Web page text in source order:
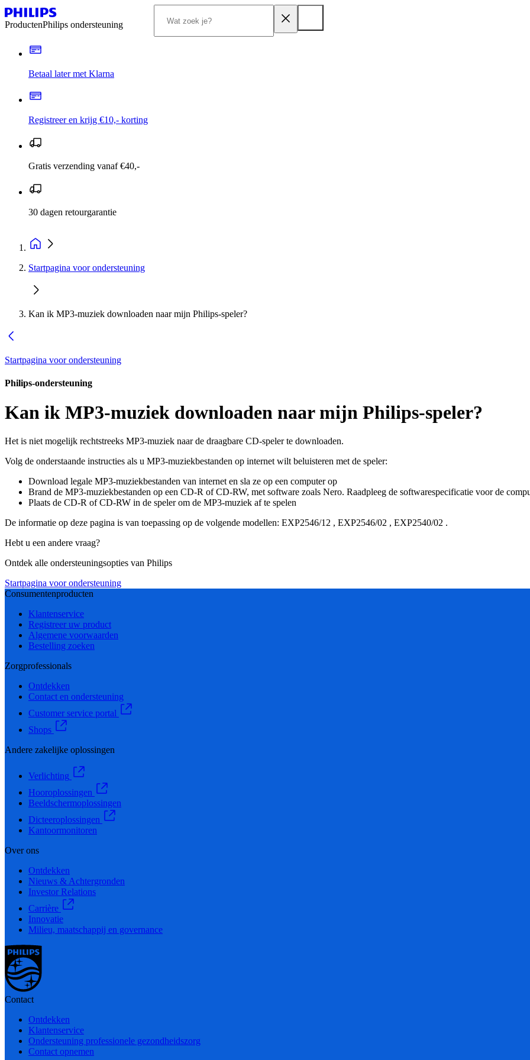
ProductenPhilips ondersteuning
Betaal later met Klarna
Registreer en krijg €10,- korting
Gratis verzending vanaf €40,-
30 dagen retourgarantie
Startpagina voor ondersteuning
Kan ik MP3-muziek downloaden naar mijn Philips-speler?
Startpagina voor ondersteuning
Philips-ondersteuning
Kan ik MP3-muziek downloaden naar mijn Philips-speler?
Het is niet mogelijk rechtstreeks MP3-muziek naar de draagbare CD-speler te downloaden.
Volg de onderstaande instructies als u MP3-muziekbestanden op internet wilt beluisteren met de speler:
Download legale MP3-muziekbestanden van internet en sla ze op een computer op
Brand de MP3-muziekbestanden op een CD-R of CD-RW, met software zoals Nero. Raadpleeg de softwarespecificatie voor de
Plaats de CD-R of CD-RW in de speler om de MP3-muziek af te spelen
De informatie op deze pagina is van toepassing op de volgende modellen: EXP2546/12 , EXP2546/02 , EXP2540/02 .
Hebt u een andere vraag?
Ontdek alle ondersteuningsopties van Philips
Startpagina voor ondersteuning
Consumentenproducten
Klantenservice
Registreer uw product
Algemene voorwaarden
Bestelling zoeken
Zorgprofessionals
Ontdekken
Contact en ondersteuning
Customer service portal
Shops
Andere zakelijke oplossingen
Verlichting
Hooroplossingen
Beeldschermoplossingen
Dicteeroplossingen
Kantoormonitoren
Over ons
Ontdekken
Nieuws & Achtergronden
Investor Relations
Carrière
Innovatie
Milieu, maatschappij en governance
Contact
Ontdekken
Klantenservice
Ondersteuning professionele gezondheidszorg
Contact opnemen